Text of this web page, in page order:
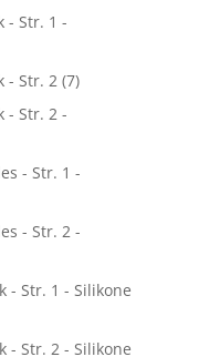
- Str. 1 -
- Str. 2 (7)
- Str. 2 -
- Str. 1 -
- Str. 2 -
- Str. 1 - Silikone
- Str. 2 - Silikone